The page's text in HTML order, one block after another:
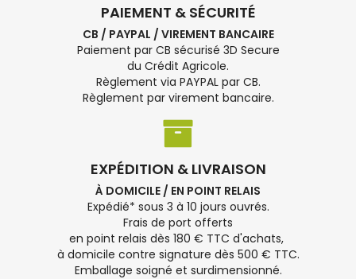
PAIEMENT & SÉCURITÉ
CB / PAYPAL / VIREMENT BANCAIRE
Paiement par CB sécurisé 3D Secure
du Crédit Agricole.
Règlement via PAYPAL par CB.
Règlement par virement bancaire.
EXPÉDITION & LIVRAISON
À DOMICILE / EN POINT RELAIS
Expédié* sous 3 à 10 jours ouvrés.
Frais de port offerts
en point relais dès 180 € TTC d'achats,
à domicile contre signature dès 500 € TTC.
Emballage soigné et surdimensionné.